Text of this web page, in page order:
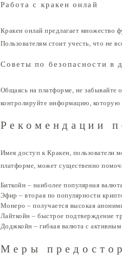
Работа с кракен онлай
Кракен онлай предлагает множество
Пользователям стоит учесть, что не
Советы по безопасности в
Общаясь на платформе, не забывайте
контролируйте информацию, которую
Рекомендации
Имея доступ к Кракен, пользователи
платформе, может существенно
Биткойн – наиболее популярная
Эфир – вторая по популярности
Монеро – получается высокая
Лайткойн – быстрое подтверждение
Доджкойн – гибкая валюта с
Меры